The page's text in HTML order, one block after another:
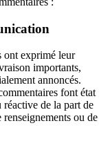
ont exprimé leur
importants,
annoncés.
font état
de la part de
renseignements ou de